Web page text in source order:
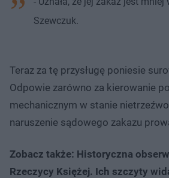
Szewczuk.
Teraz za tę przysługę poniesie
Odpowie zarówno za kierowanie
mechanicznym w stanie
naruszenie sądowego zakazu
Zobacz także: Historyczna
Rzeczycy Księżej. Ich szczyty